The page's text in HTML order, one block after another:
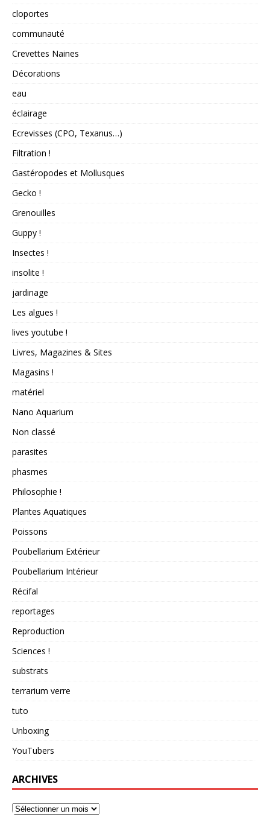
cloportes
communauté
Crevettes Naines
Décorations
eau
éclairage
Ecrevisses (CPO, Texanus…)
Filtration !
Gastéropodes et Mollusques
Gecko !
Grenouilles
Guppy !
Insectes !
insolite !
jardinage
Les algues !
lives youtube !
Livres, Magazines & Sites
Magasins !
matériel
Nano Aquarium
Non classé
parasites
phasmes
Philosophie !
Plantes Aquatiques
Poissons
Poubellarium Extérieur
Poubellarium Intérieur
Récifal
reportages
Reproduction
Sciences !
substrats
terrarium verre
tuto
Unboxing
YouTubers
ARCHIVES